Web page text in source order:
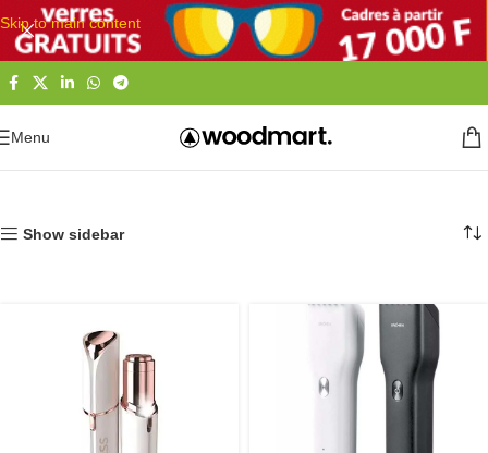
Skip to main content
Menu
Show sidebar